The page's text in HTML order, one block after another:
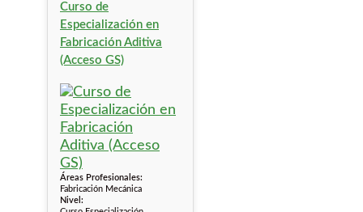
Curso de
Especialización en
Fabricación Aditiva
(Acceso GS)
Áreas Profesionales:
Fabricación Mecánica
Nivel: